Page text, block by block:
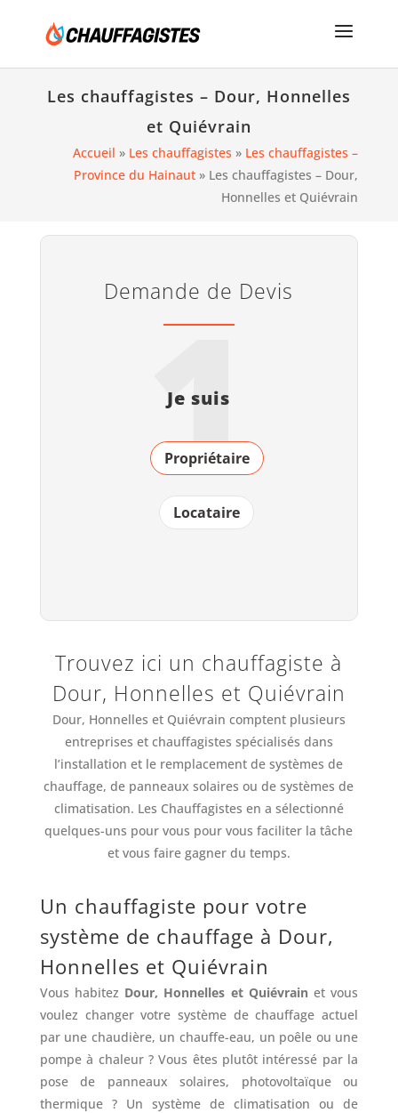
Les chauffagistes – Dour, Honnelles
et Quiévrain
Accueil » Les chauffagistes » Les chauffagistes –
Province du Hainaut » Les chauffagistes – Dour,
Honnelles et Quiévrain
Demande de Devis
1
Je suis
Propriétaire
Locataire
Trouvez ici un chauffagiste à
Dour, Honnelles et Quiévrain
Dour, Honnelles et Quiévrain comptent plusieurs
entreprises et chauffagistes spécialisés dans
l’installation et le remplacement de systèmes de
chauffage, de panneaux solaires ou de systèmes de
climatisation. Les Chauffagistes en a sélectionné
quelques-uns pour vous pour vous faciliter la tâche
et vous faire gagner du temps.
Un chauffagiste pour votre
système de chauffage à Dour,
Honnelles et Quiévrain
Vous habitez Dour, Honnelles et Quiévrain et vous
voulez changer votre système de chauffage actuel
par une chaudière, un chauffe-eau, un poêle ou une
pompe à chaleur ? Vous êtes plutôt intéressé par la
pose de panneaux solaires, photovoltaïque ou
thermique ? Un système de climatisation ou de